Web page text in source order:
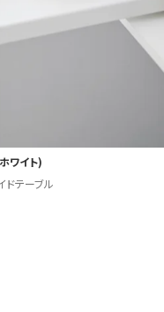
ワイト)
ドテーブル